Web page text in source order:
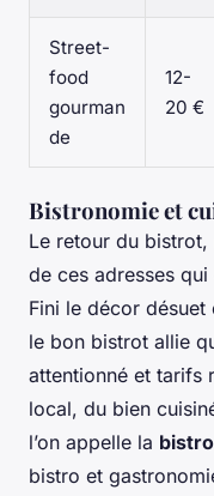
Street-
food
gourman
de
12-
20 €
Bistronomie et
Le retour du bistrot,
de ces adresses
Fini le décor désuet
le bon bistrot allie
attentionné et tarifs
local, du bien
l’on appelle la
bistro et